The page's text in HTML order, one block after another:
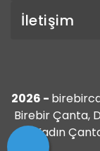
İletişim
2026 -
Birebir Çanta,
Kadın